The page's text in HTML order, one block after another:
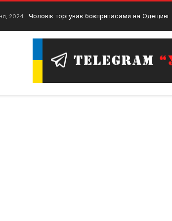
2024 Чоловік торгував боєприпасами на Одещині